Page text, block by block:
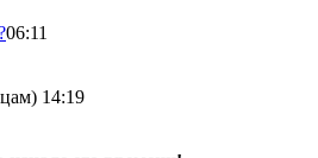
06:11
14:19